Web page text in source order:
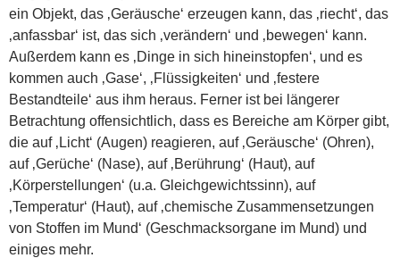
ein Objekt, das ‚Geräusche‘ erzeugen kann, das ‚riecht‘, das
‚anfassbar‘ ist, das sich ‚verändern‘ und ‚bewegen‘ kann.
Außerdem kann es ‚Dinge in sich hineinstopfen‘, und es
kommen auch ‚Gase‘, ‚Flüssigkeiten‘ und ‚festere
Bestandteile‘ aus ihm heraus. Ferner ist bei längerer
Betrachtung offensichtlich, dass es Bereiche am Körper gibt,
die auf ‚Licht‘ (Augen) reagieren, auf ‚Geräusche‘ (Ohren),
auf ‚Gerüche‘ (Nase), auf ‚Berührung‘ (Haut), auf
‚Körperstellungen‘ (u.a. Gleichgewichtssinn), auf
‚Temperatur‘ (Haut), auf ‚chemische Zusammensetzungen
von Stoffen im Mund‘ (Geschmacksorgane im Mund) und
einiges mehr.